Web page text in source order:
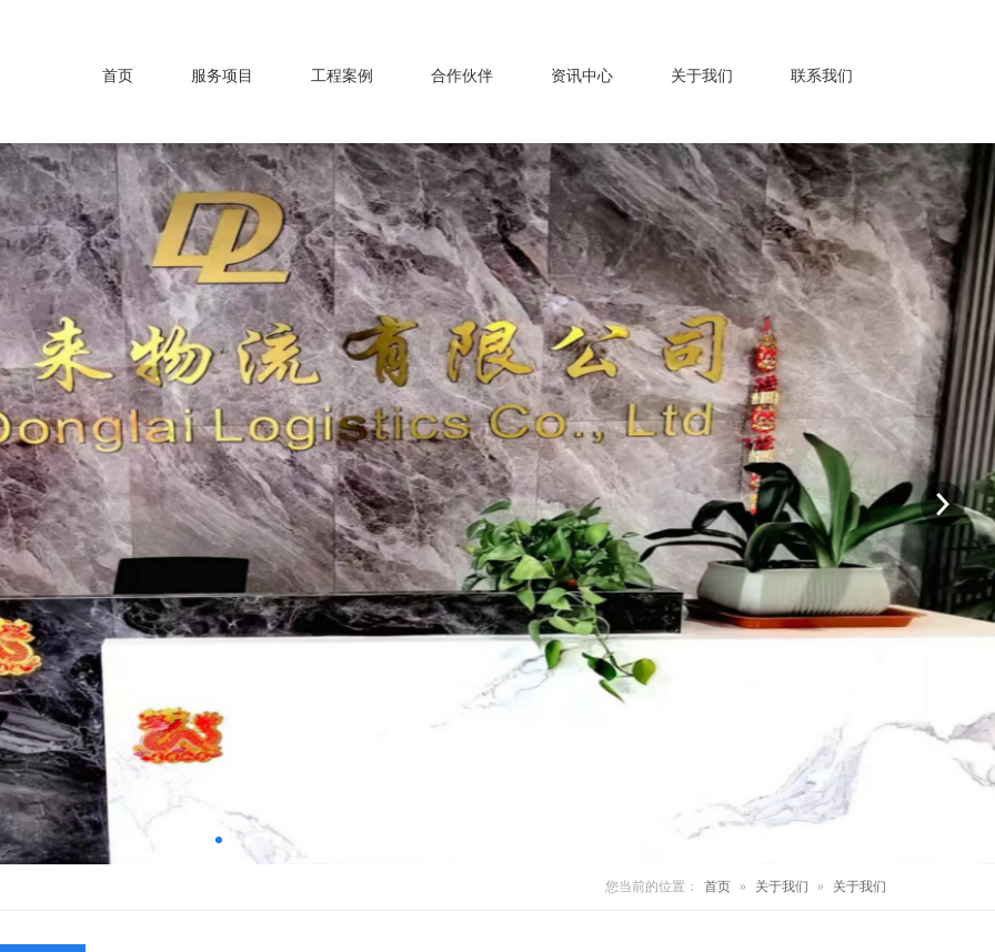
首页 服务项目 工程案例 合作伙伴 资讯中心 关于我们 联系我们
您当前的位置： 首页 » 关于我们 » 关于我们